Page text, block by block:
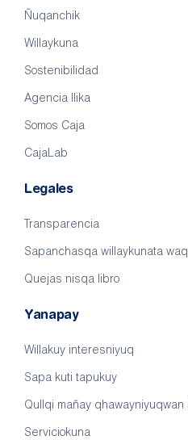
Ñuqanchik
Willaykuna
Sostenibilidad
Agencia llika
Somos Caja
CajaLab
Legales
Transparencia
Sapanchasqa willaykunata
Quejas nisqa libro
Yanapay
Willakuy interesniyuq
Sapa kuti tapukuy
Qullqi mañay qhawayniyuqwan
Serviciokuna